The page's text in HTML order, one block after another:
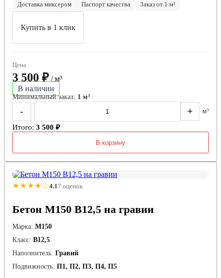
Доставка миксером Паспорт качества Заказ от 1 м³
Купить в 1 клик
Цена
3 500 ₽ / м³
В наличии
Минимальный заказ: 1 м³
- + м³
Итого: 3 500 ₽
В корзину
★★★★☆4.1 7 оценок
Бетон М150 В12,5 на гравии
Марка: М150
Класс: В12,5
Наполнитель: Гравий
Подвижность: П1, П2, П3, П4, П5